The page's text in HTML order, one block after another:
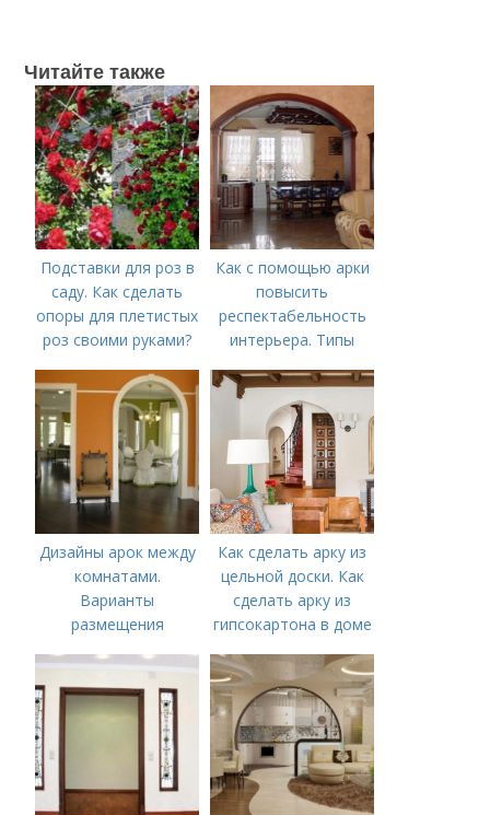
Читайте также
Подставки для роз в
саду. Как сделать
опоры для плетистых
роз своими руками?
Как с помощью арки
повысить
респектабельность
интерьера. Типы
используют в
интерьере квартиры
Дизайны арок между
комнатами.
Варианты
размещения
Как сделать арку из
цельной доски. Как
сделать арку из
гипсокартона в доме